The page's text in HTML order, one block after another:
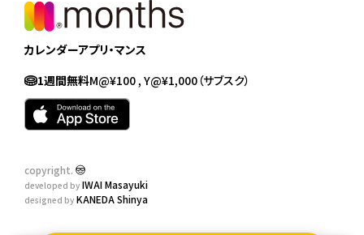
カレンダーアプリ・マンス
1週間無料M@¥100 , Y@¥1,000（サブスク）
copyright.
developed by IWAI Masayuki
designed by KANEDA Shinya